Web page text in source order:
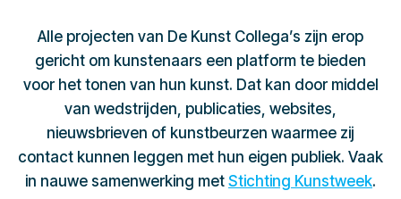
Alle projecten van De Kunst Collega’s zijn erop
gericht om kunstenaars een platform te bieden
voor het tonen van hun kunst. Dat kan door middel
van wedstrijden, publicaties, websites,
nieuwsbrieven of kunstbeurzen waarmee zij
contact kunnen leggen met hun eigen publiek. Vaak
in nauwe samenwerking met Stichting Kunstweek.